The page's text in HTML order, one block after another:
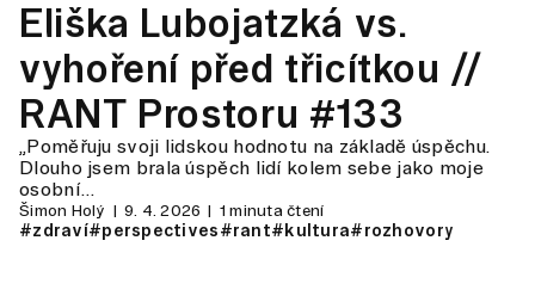
Eliška Lubojatzká vs.
vyhoření před třicítkou //
RANT Prostoru #133
„Poměřuju svoji lidskou hodnotu na základě úspěchu.
Dlouho jsem brala úspěch lidí kolem sebe jako moje
osobní…
Šimon Holý 9. 4. 2026 1 minuta čtení
#zdraví#perspectives#rant#kultura#rozhovory